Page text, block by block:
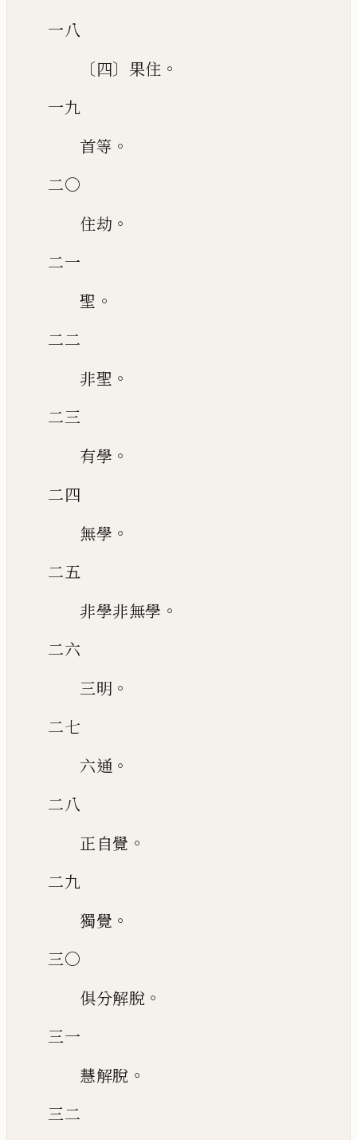
一八
〔四〕 果住 。
一九
首等 。
二〇
住劫 。
二一
聖 。
二二
非聖 。
二三
有學 。
二四
無學 。
二五
非學非無學 。
二六
三明 。
二七
六通 。
二八
正自覺 。
二九
獨覺 。
三〇
俱分解脫 。
三一
慧解脫 。
三二